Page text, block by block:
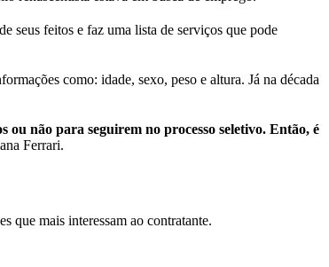
seus feitos e faz uma lista de serviços que pode
como: idade, sexo, peso e altura. Já na década
não para seguirem no processo seletivo. Então, é
Ferrari.
que mais interessam ao contratante.